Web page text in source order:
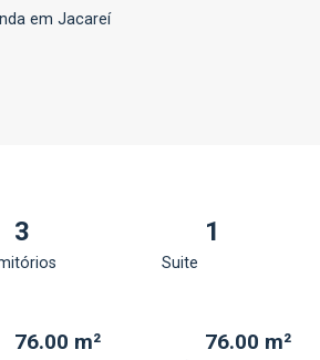
em Jacareí
3 1
Suite
76.00 m² 76.00 m²